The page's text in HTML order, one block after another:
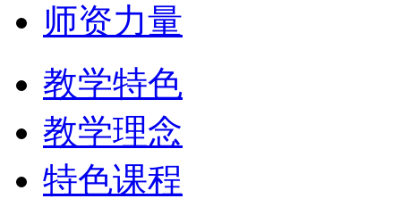
师资力量
教学特色
教学理念
特色课程